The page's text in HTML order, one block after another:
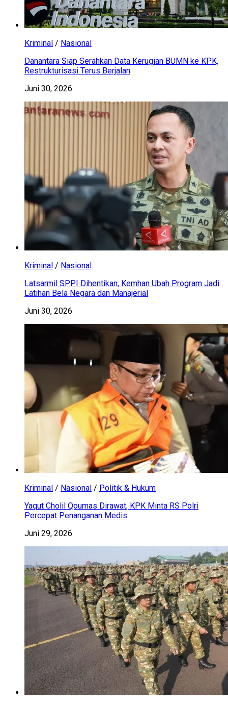
Kriminal / Nasional
Danantara Siap Serahkan Data Kerugian BUMN ke KPK,
Restrukturisasi Terus Berjalan
Juni 30, 2026
Kriminal / Nasional
Latsarmil SPPI Dihentikan, Kemhan Ubah Program Jadi
Latihan Bela Negara dan Manajerial
Juni 30, 2026
Kriminal / Nasional / Politik & Hukum
Yaqut Cholil Qoumas Dirawat, KPK Minta RS Polri
Percepat Penanganan Medis
Juni 29, 2026